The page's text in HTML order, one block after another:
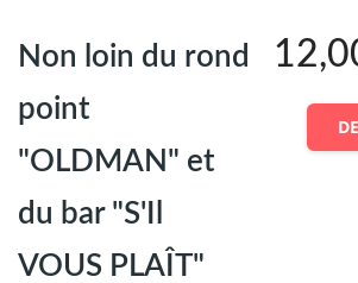
Non loin du rond
point
"OLDMAN" et
du bar "S'Il
VOUS PLAÎT"